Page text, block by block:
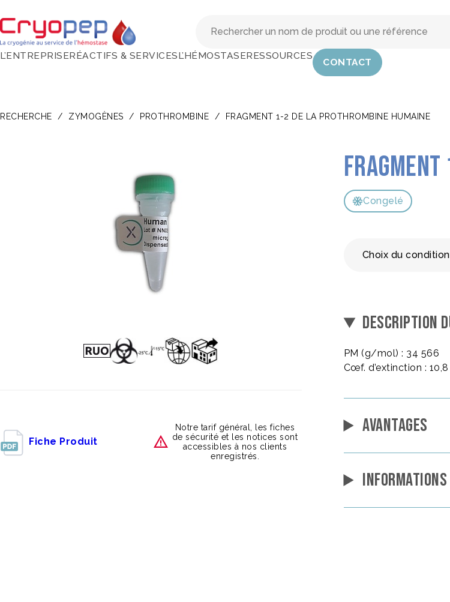
L’ENTREPRISERÉACTIFS & SERVICESL’HÉMOSTASERESSOURCES
CONTACT
RECHERCHE / ZYMOGÈNES / PROTHROMBINE / FRAGMENT 1-2 DE LA PROTHROMBINE HUMAINE
Fragment
Congelé
Choix du
DESCRIPTION
PM (g/mol) : 34 566
Cœf. d’extinction : 10,8
AVANTAGES
INFORMATIONS
Fiche Produit
Notre tarif général, les fiches
de sécurité et les notices sont
accessibles à nos clients
enregistrés.